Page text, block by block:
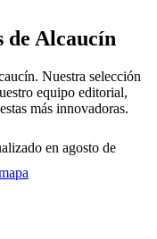
de Alcaucín
Nuestra selección
equipo editorial,
más innovadoras.
en agosto de